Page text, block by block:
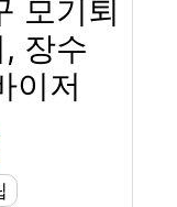
모기퇴
장수
이저